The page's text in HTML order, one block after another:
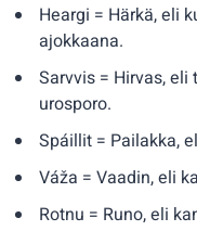
Heargi = Härkä, eli
ajokkaana.
Sarvvis = Hirvas,
urosporo.
Spáillit = Pailakka,
Váža = Vaadin, eli
Rotnu = Runo, eli